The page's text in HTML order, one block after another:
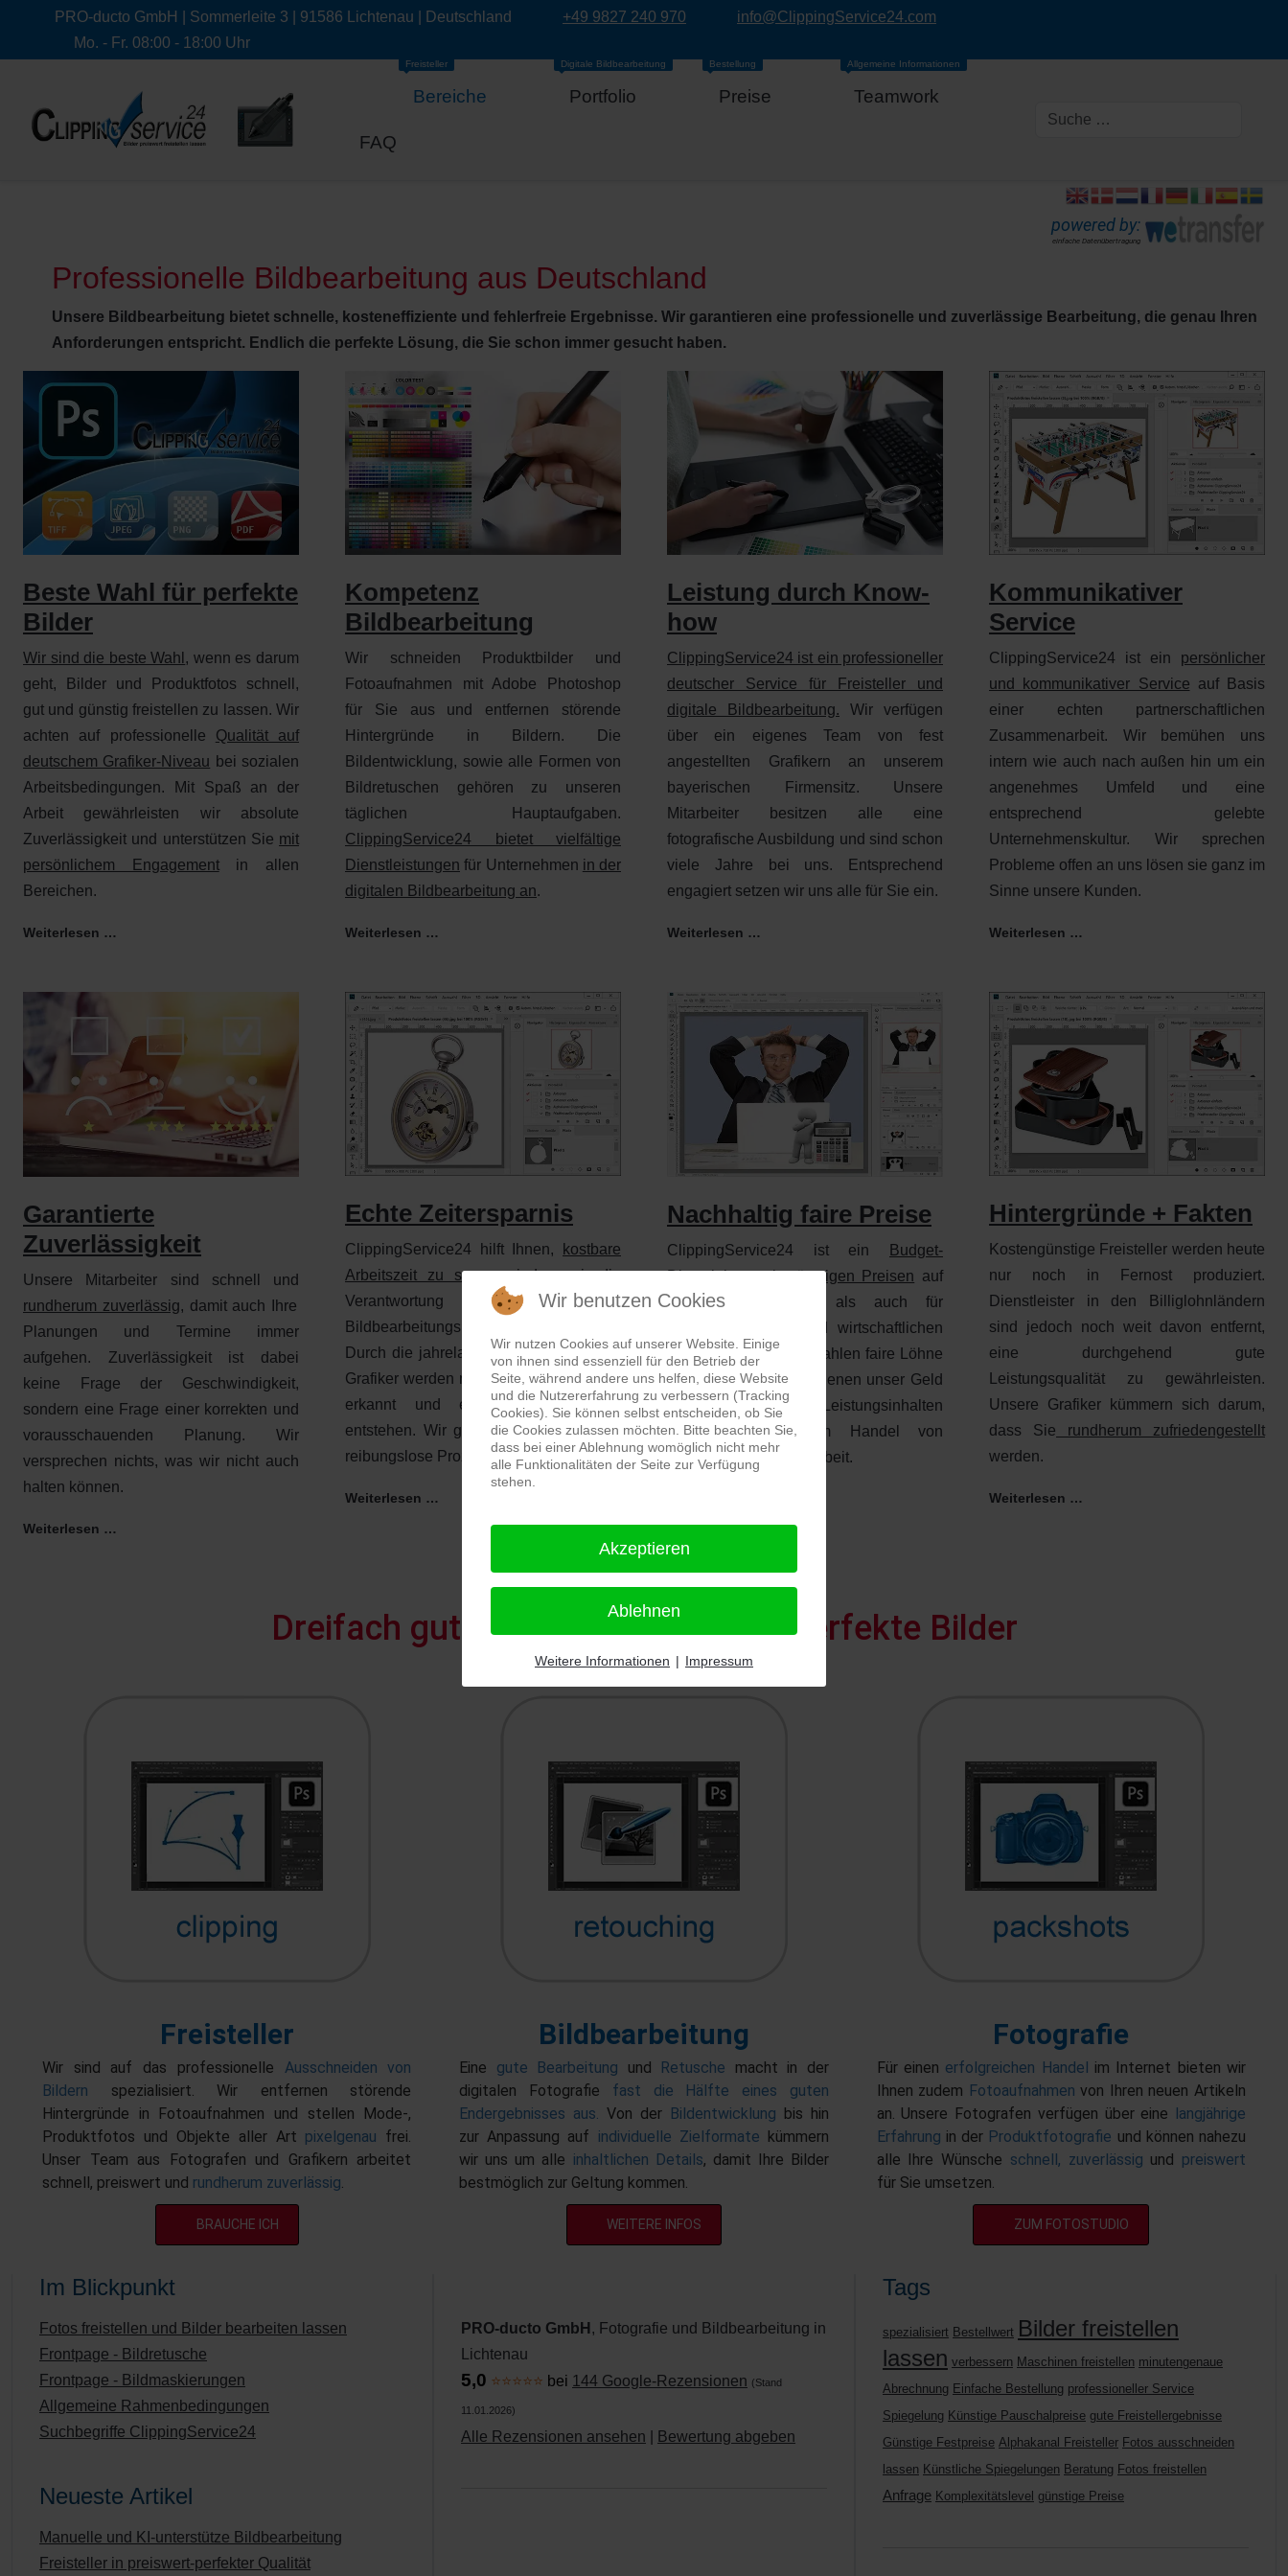
PRO-ducto GmbH | Sommerleite 3 | 91586 Lichtenau | Deutschland +49 9827 240 970
info@ClippingService24.com
Mo. - Fr. 08:00 - 18:00 Uhr
Bereiche
Freisteller
Portfolio
Digitale Bildbearbeitung
Preise
Bestellung
Teamwork
Allgemeine Informationen
FAQ
powered by:
einfache Datenübertragung
Professionelle Bildbearbeitung aus Deutschland
Unsere Bildbearbeitung bietet schnelle, kosteneffiziente und fehlerfreie Ergebnisse. Wir garantieren eine professionelle und zuverlässige Bearbeitung, die genau Ihren
Anforderungen entspricht. Endlich die perfekte Lösung, die Sie schon immer gesucht haben.
Beste Wahl für perfekte
Bilder
Wir sind die beste Wahl , wenn es darum
geht, Bilder und Produktfotos schnell,
gut und günstig freistellen zu lassen. Wir
achten auf professionelle Qualität auf
deutschem Grafiker-Niveau bei sozialen
Arbeitsbedingungen. Mit Spaß an der
Arbeit gewährleisten wir absolute
Zuverlässigkeit und unterstützen Sie mit
persönlichem Engagementin allen
Bereichen.
Weiterlesen …
Kompetenz
Bildbearbeitung
Wir schneiden Produktbilder und
Fotoaufnahmen mit Adobe Photoshop
für Sie aus und entfernen störende
Hintergründe in Bildern. Die
Bildentwicklung, sowie alle Formen von
Bildretuschen gehören zu unseren
täglichen Hauptaufgaben.
ClippingService24 bietet vielfältige
Dienstleistungen für Unternehmen in der
digitalen Bildbearbeitung an.
Weiterlesen …
Leistung durch Know-
how
ClippingService24 ist ein professioneller
deutscher Service für Freisteller und
digitale Bildbearbeitung. Wir verfügen
über ein eigenes Team von fest
angestellten Grafikern an unserem
bayerischen Firmensitz. Unsere
Mitarbeiter besitzen alle eine
fotografische Ausbildung und sind schon
viele Jahre bei uns. Entsprechend
engagiert setzen wir uns alle für Sie ein.
Weiterlesen …
Kommunikativer
Service
ClippingService24 ist ein persönlicher
und kommunikativer Service auf Basis
einer echten partnerschaftlichen
Zusammenarbeit. Wir bemühen uns
intern wie auch nach außen hin um ein
angenehmes Umfeld und eine
entsprechend gelebte
Unternehmenskultur. Wir sprechen
Probleme offen an uns lösen sie ganz im
Sinne unsere Kunden.
Weiterlesen …
Garantierte
Zuverlässigkeit
Unsere Mitarbeiter sind schnell und
rundherum zuverlässig, damit auch Ihre
Planungen und Termine immer
aufgehen. Zuverlässigkeit ist dabei
keine Frage der Geschwindigkeit,
sondern eine Frage einer korrekten und
vorausschauenden Planung. Wir
versprechen nichts, was wir nicht auch
halten können.
Weiterlesen …
Echte Zeitersparnis
ClippingService24 hilft Ihnen,
kostbare
Arbeitszeit zu sparen,indem wir die
Verantwortung für den gesamten
Bildbearbeitungsprozess übernehmen.
Durch die jahrelange Erfahrung unserer
Grafiker werden mögliche Fehlerquellen
erkannt und eliminiert, bevor sie
entstehen. Wir garantieren sichere und
reibungslose Prozesse
Weiterlesen …
Nachhaltig faire Preise
ClippingService24 ist ein
Budget-
Dienstleister mit günstigen Preisen auf
einem für Kunden als auch für
Lieferanten fairen und wirtschaftlichen
Kostenniveau. Wir bezahlen faire Löhne
und Gehälter und verdienen unser Geld
mit handwerklichen Leistungsinhalten
und nicht mit dem Handel von
ausländischer Fremdarbeit.
Hintergründe + Fakten
Kostengünstige Freisteller werden heute
nur noch in Fernost produziert.
Dienstleister in den Billiglohnländern
sind jedoch noch weit davon entfernt,
eine durchgehend gute
Leistungsqualität zu gewährleisten.
Unsere Grafiker kümmern sich darum,
dass Sie rundherum zufriedengestellt
werden.
Weiterlesen …
Dreifach gut: Komplettservice für perfekte Bilder
Freisteller
Wir sind auf das professionelle Ausschneiden von
Bildern spezialisiert. Wir entfernen störende
Hintergründe in Fotoaufnahmen und stellen Mode-,
Produktfotos und Objekte aller Art pixelgenau frei.
Unser Team aus Fotografen und Grafikern arbeitet
schnell, preiswert und rundherum zuverlässig
BRAUCHE ICH
Bildbearbeitung
Eine gute Bearbeitung und Retusche macht in der
digitalen Fotografie fast die Hälfte eines guten
Endergebnisses aus.
Von der Bildentwicklung bis hin
zur Anpassung auf individuelle Zielformate kümmern
wir uns um alle inhaltlichen Details, damit Ihre Bilder
bestmöglich zur Geltung kommen.
WEITERE INFOS
Fotografie
Für einen erfolgreichen Handel im Internet bieten wir
Ihnen zudem Fotoaufnahmen von Ihren neuen Artikeln
an. Unsere Fotografen verfügen über eine langjährige
Erfahrung in der Produktfotografie und können nahezu
alle Ihre Wünsche schnell, zuverlässig und preiswert
für Sie umsetzen.
ZUM FOTOSTUDIO
Im Blickpunkt
Fotos freistellen und Bilder bearbeiten lassen
Frontpage - Bildretusche
Frontpage - Bildmaskierungen
Allgemeine Rahmenbedingungen
Suchbegriffe ClippingService24
Neueste Artikel
Manuelle und KI-unterstütze Bildbearbeitung
Freisteller in preiswert-perfekter Qualität
PRO-ducto GmbH , Fotografie und Bildbearbeitung in
Lichtenau
5,0 ⭐⭐⭐⭐⭐ bei 144 Google-Rezensionen (Stand
11.01.2026)
Alle Rezensionen ansehen Bewertung abgeben
Tags
spezialisiert Bestellwert Bilder freistellen
lassen verbessern Maschinen freistellen minutengenaue
Abrechnung Einfache Bestellung professioneller Service
Spiegelung Künstige Pauschalpreise gute Freistellergebnisse
Günstige Festpreise Alphakanal Freisteller Fotos ausschneiden
lassen Künstliche Spiegelungen Beratung Fotos freistellen
Anfrage Komplexitätslevel günstige Preise
Wir benutzen Cookies
Wir nutzen Cookies auf unserer Website. Einige
von ihnen sind essenziell für den Betrieb der
Seite, während andere uns helfen, diese Website
und die Nutzererfahrung zu verbessern (Tracking
Cookies). Sie können selbst entscheiden, ob Sie
die Cookies zulassen möchten. Bitte beachten Sie,
dass bei einer Ablehnung womöglich nicht mehr
alle Funktionalitäten der Seite zur Verfügung
stehen.
Akzeptieren
Ablehnen
Weitere Informationen | Impressum